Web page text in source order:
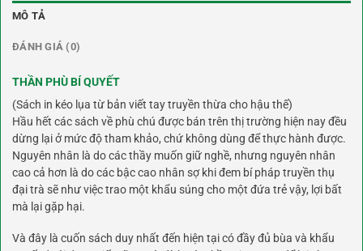
MÔ TẢ
ĐÁNH GIÁ (0)
THẦN PHÙ BÍ QUYẾT
(Sách in kéo lụa từ bản viết tay truyền thừa cho hậu thế)
Hầu hết các sách về phù chú được bán trên thị trường hiện nay đều
dừng lại ở mức độ tham khảo, chứ không dùng để thực hành được.
Nguyên nhân là do các thầy muốn giữ nghề, nhưng nguyên nhân
cao cả hơn là do các bậc cao nhân sợ khi đem bí pháp truyền thụ
đại trà sẽ như việc trao một khẩu súng cho một đứa trẻ vậy, lợi bất
mà lại gặp hại.
Và đây là cuốn sách duy nhất đến hiện tại có đầy đủ bùa và khẩu